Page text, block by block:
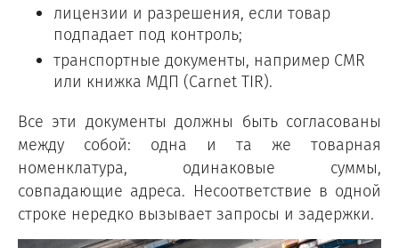
лицензии и разрешения, если товар
подпадает под контроль;
транспортные документы, например CMR
или книжка МДП (Carnet TIR).
Все эти документы должны быть согласованы
между собой: одна и та же товарная
номенклатура, одинаковые суммы,
совпадающие адреса. Несоответствие в одной
строке нередко вызывает запросы и задержки.